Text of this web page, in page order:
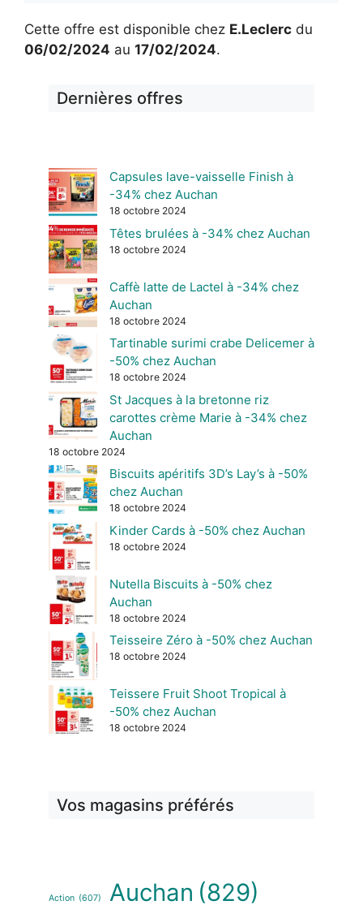
Cette offre est disponible chez E.Leclerc du
06/02/2024 au 17/02/2024.
Dernières offres
Capsules lave-vaisselle Finish à
-34% chez Auchan
18 octobre 2024
Têtes brulées à -34% chez Auchan
18 octobre 2024
Caffè latte de Lactel à -34% chez
Auchan
18 octobre 2024
Tartinable surimi crabe Delicemer à
-50% chez Auchan
18 octobre 2024
St Jacques à la bretonne riz
carottes crème Marie à -34% chez
Auchan
18 octobre 2024
Biscuits apéritifs 3D’s Lay’s à -50%
chez Auchan
18 octobre 2024
Kinder Cards à -50% chez Auchan
18 octobre 2024
Nutella Biscuits à -50% chez
Auchan
18 octobre 2024
Teisseire Zéro à -50% chez Auchan
18 octobre 2024
Teissere Fruit Shoot Tropical à
-50% chez Auchan
18 octobre 2024
Vos magasins préférés
Action (607) Auchan (829)